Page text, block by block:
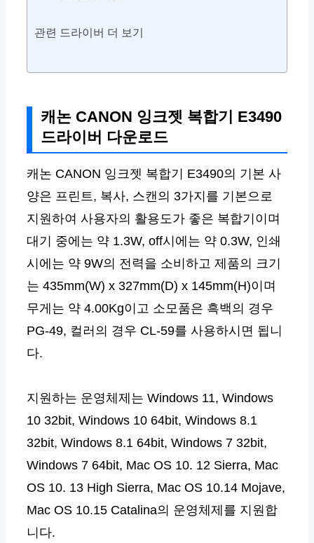
관련 드라이버 더 보기
캐논 CANON 잉크젯 복합기 E3490
드라이버 다운로드
캐논 CANON 잉크젯 복합기 E3490의 기본 사
양은 프린트, 복사, 스캔의 3가지를 기본으로
지원하여 사용자의 활용도가 좋은 복합기이며
대기 중에는 약 1.3W, off시에는 약 0.3W, 인쇄
시에는 약 9W의 전력을 소비하고 제품의 크기
는 435mm(W) x 327mm(D) x 145mm(H)이며
무게는 약 4.00Kg이고 소모품은 흑백의 경우
PG-49, 컬러의 경우 CL-59를 사용하시면 됩니
다.
지원하는 운영체제는 Windows 11, Windows
10 32bit, Windows 10 64bit, Windows 8.1
32bit, Windows 8.1 64bit, Windows 7 32bit,
Windows 7 64bit, Mac OS 10. 12 Sierra, Mac
OS 10. 13 High Sierra, Mac OS 10.14 Mojave,
Mac OS 10.15 Catalina의 운영체제를 지원합
니다.